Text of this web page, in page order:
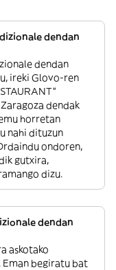
dendan
dendan
ireki Glovo-ren
dendak
horretan
nahi dituzun
ondoren,
gutxira,
dizu.
dendan
askotako
Eman begiratu bat